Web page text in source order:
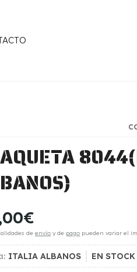
8044
€
de envío y de pago pueden variar el
ITALIA ALBANOS EN STOCK